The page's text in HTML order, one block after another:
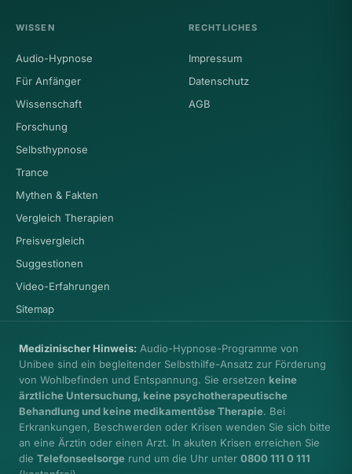
WISSEN
Audio-Hypnose
Für Anfänger
Wissenschaft
Forschung
Selbsthypnose
Trance
Mythen & Fakten
Vergleich Therapien
Preisvergleich
Suggestionen
Video-Erfahrungen
Sitemap
RECHTLICHES
Impressum
Datenschutz
AGB
Medizinischer Hinweis: Audio-Hypnose-Programme von
Unibee sind ein begleitender Selbsthilfe-Ansatz zur Förderung
von Wohlbefinden und Entspannung. Sie ersetzen keine
ärztliche Untersuchung, keine psychotherapeutische
Behandlung und keine medikamentöse Therapie. Bei
Erkrankungen, Beschwerden oder Krisen wenden Sie sich bitte
an eine Ärztin oder einen Arzt. In akuten Krisen erreichen Sie
die Telefonseelsorge rund um die Uhr unter 0800 111 0 111